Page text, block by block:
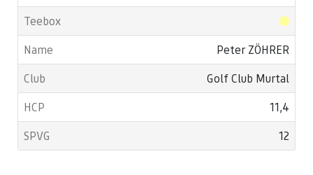
Peter ZÖHRER
Golf Club Murtal
11,4
12